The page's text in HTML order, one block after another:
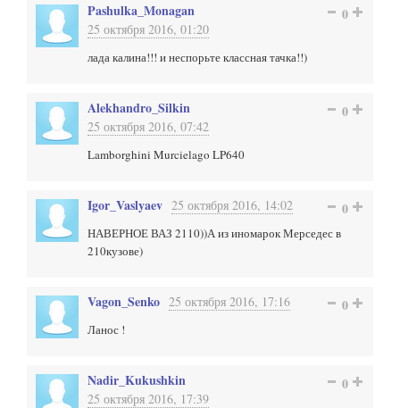
Pashulka_Monagan
25 октября 2016, 01:20
0
лада калина!!! и неспорьте классная тачка!!)
Alekhandro_Silkin
25 октября 2016, 07:42
0
Lamborghini Murcielago LP640
Igor_Vaslyaev 25 октября 2016, 14:02 0
НАВЕРНОЕ ВАЗ 2110))А из иномарок Мерседес в
210кузове)
Vagon_Senko 25 октября 2016, 17:16 0
Ланос !
Nadir_Kukushkin
25 октября 2016, 17:39
0